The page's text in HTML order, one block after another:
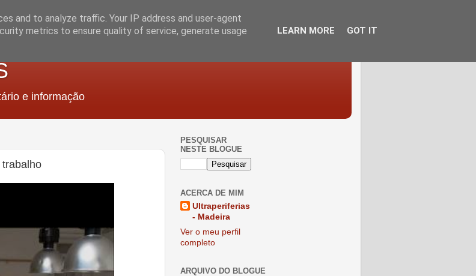
e informação
PESQUISAR
NESTE BLOGUE
ACERCA DE MIM
Ultraperiferias
- Madeira
Ver o meu perfil
completo
ARQUIVO DO BLOGUE
and to analyze traffic. Your IP address and user-agent
metrics to ensure quality of service, generate usage
LEARN MORE GOT IT